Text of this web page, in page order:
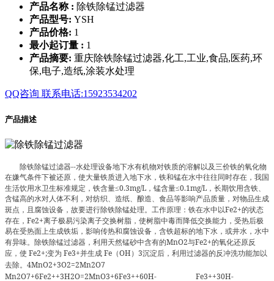
产品名称 : 除铁除锰过滤器
产品型号: YSH
产品价格: 1
最小起订量 : 1
产品摘要: 重庆除铁除锰过滤器,化工,工业,食品,医药,环
保,电子,造纸,涂装水处理
QQ咨询 联系电话:15923534202
产品描述
除铁除锰过滤器--水处理设备地下水有机物对铁质的溶解以及三价铁的氧化物
在嫌气条件下被还原，使大量铁质进入地下水，铁和锰在水中往往同时存在，我国
生活饮用水卫生标准规定，铁含量≤0.3mg/L ，锰含量≤0.1mg/L ，长期饮用含铁、
含锰高的水对人体不利，对纺织、造纸、酿造、食品等影响产品质量，对物品生成
斑点，且腐蚀设备，故要进行除铁除锰处理。工作原理：铁在水中以Fe2+的状态
存在， Fe2+离子极易污染离子交换树脂，使树脂中毒而降低交换能力，受热后极
易在受热面上生成铁垢，影响传热和腐蚀设备，含铁超标的地下水，或井水，水中
有异味。除铁除锰过滤器，利用天然锰砂中含有的MnO2与Fe2+的氧化还原反
应，使 Fe2+;变为 Fe3+并生成 Fe （OH ） 3沉淀后，利用过滤器的反冲洗功能加以
去除。 4MnO2+3O2=2Mn2O7
Mn2O7+6Fe2++3H2O=2MnO3+6Fe3++60H-
Fe3++30H-